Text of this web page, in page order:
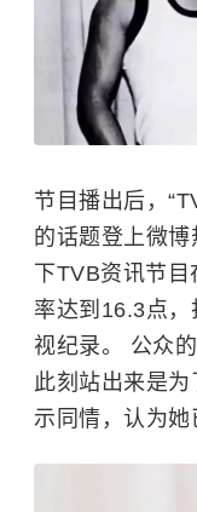
节目播出后，
的话题登上微博
下TVB资讯节
率达到16.3点
视纪录。 公众
此刻站出来是为
示同情，认为她